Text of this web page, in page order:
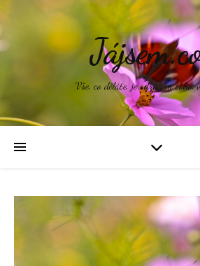
Vše, co děláte, je odrazem toho,